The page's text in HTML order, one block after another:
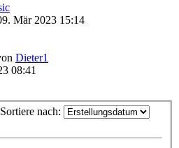
Mär 2023 15:14
Dieter1
08:41
Sortiere nach: